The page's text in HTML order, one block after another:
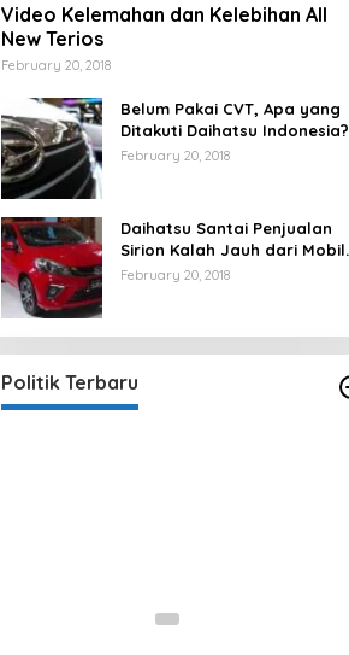
Video Kelemahan dan Kelebihan All
New Terios
February 20, 2018
Belum Pakai CVT, Apa yang
Ditakuti Daihatsu Indonesia?
February 20, 2018
Daihatsu Santai Penjualan
Sirion Kalah Jauh dari Mobil
LCGC
February 20, 2018
Politik Terbaru
Strategi PPP Menangkan Duet
Ganjar dan Gus Yasin
In Berita, Politik |